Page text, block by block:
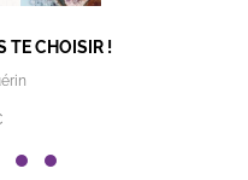
TE CHOISIR !